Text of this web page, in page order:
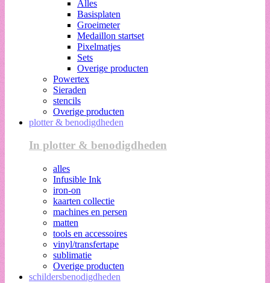
Alles
Basisplaten
Groeimeter
Medaillon startset
Pixelmatjes
Sets
Overige producten
Powertex
Sieraden
stencils
Overige producten
plotter & benodigdheden
In plotter & benodigdheden
alles
Infusible Ink
iron-on
kaarten collectie
machines en persen
matten
tools en accessoires
vinyl/transfertape
sublimatie
Overige producten
schildersbenodigdheden